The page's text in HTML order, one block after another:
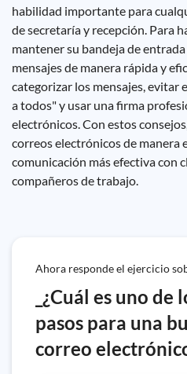
habilidad importante para
de secretaría y recepción. Para
mantener su bandeja de
mensajes de manera rápida y
categorizar los mensajes, evitar
a todos" y usar una firma
electrónicos. Con estos
correos electrónicos de manera
comunicación más efectiva con
compañeros de trabajo.
Ahora responde el ejercicio
_¿Cuál es uno
pasos para una
correo